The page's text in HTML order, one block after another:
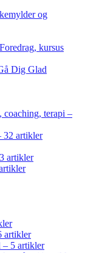
og
kursus
Dig Glad
terapi –
32 artikler
artikler
artikler
– 5 artikler